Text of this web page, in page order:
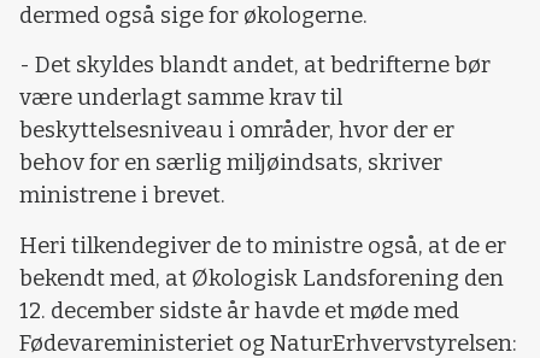
dermed også sige for økologerne.
- Det skyldes blandt andet, at bedrifterne bør
være underlagt samme krav til
beskyttelsesniveau i områder, hvor der er
behov for en særlig miljøindsats, skriver
ministrene i brevet.
Heri tilkendegiver de to ministre også, at de er
bekendt med, at Økologisk Landsforening den
12. december sidste år havde et møde med
Fødevareministeriet og NaturErhvervstyrelsen: